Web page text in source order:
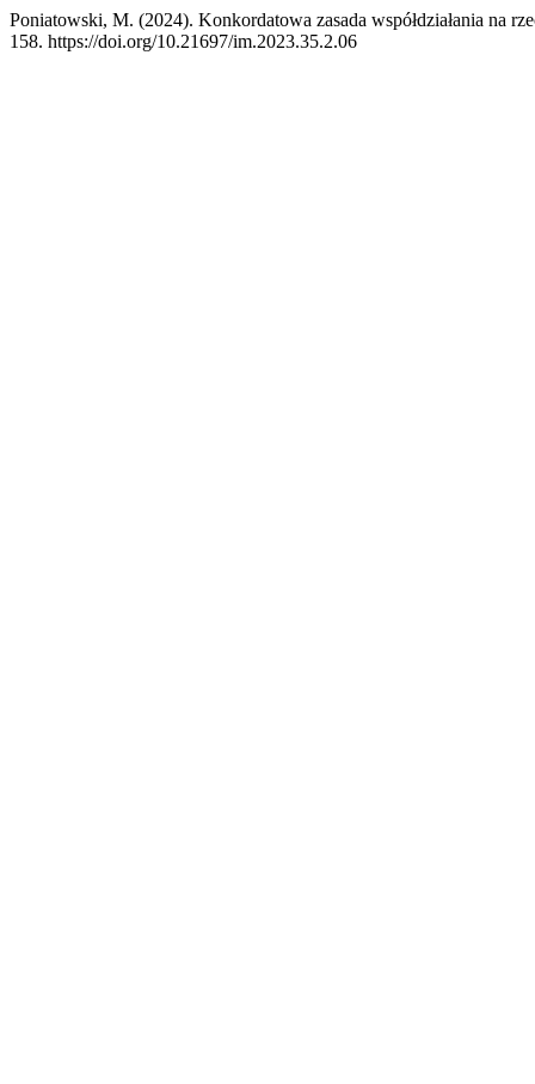
Poniatowski, M. (2024). Konkordatowa zasada współdziałania na
158. https://doi.org/10.21697/im.2023.35.2.06